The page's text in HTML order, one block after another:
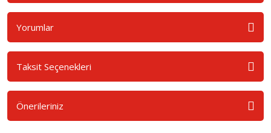
Yorumlar
Taksit Seçenekleri
Önerileriniz